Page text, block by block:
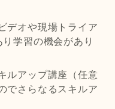
デオや現場トライア
学習の機会があり
ルアップ講座（任意
でさらなるスキルア